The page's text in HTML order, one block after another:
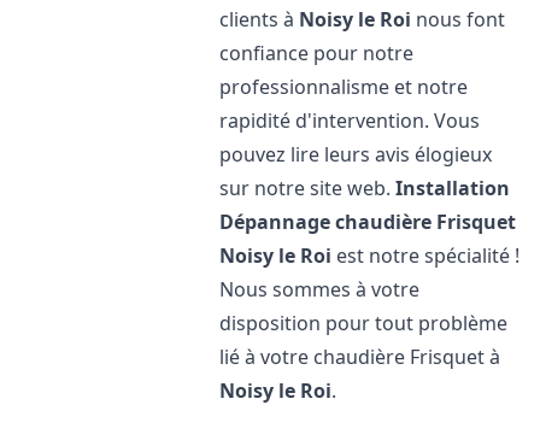
clients à Noisy le Roi nous font
confiance pour notre
professionnalisme et notre
rapidité d'intervention. Vous
pouvez lire leurs avis élogieux
sur notre site web.Installation
Dépannage chaudière Frisquet
Noisy le Roi est notre spécialité !
Nous sommes à votre
disposition pour tout problème
lié à votre chaudière Frisquet à
Noisy le Roi.